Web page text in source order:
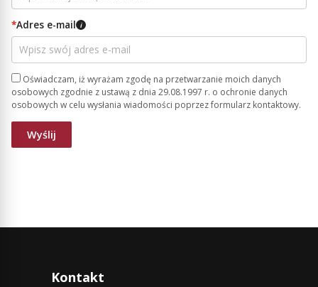
*Adres e-mail i
Oświadczam, iż wyrażam zgodę na przetwarzanie moich danych
osobowych zgodnie z ustawą z dnia 29.08.1997 r. o ochronie danych
osobowych w celu wysłania wiadomości poprzez formularz kontaktowy.
Kontakt